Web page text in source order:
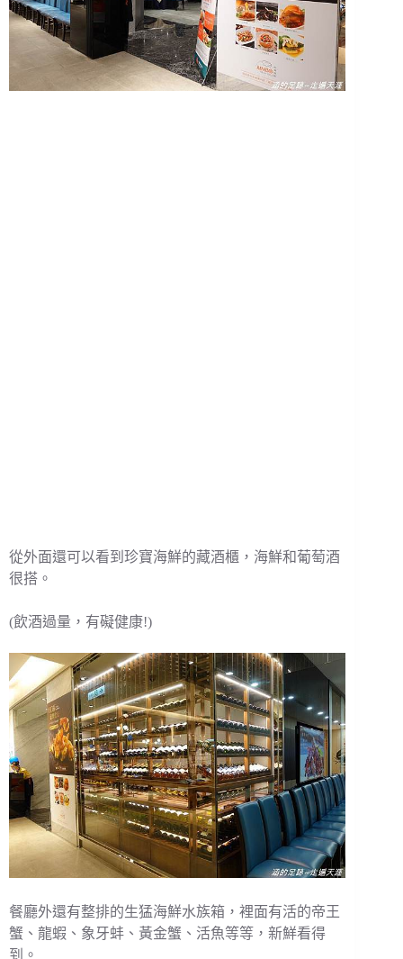
從外面還可以看到珍寶海鮮的藏酒櫃，海鮮和葡萄酒
很搭。
(飲酒過量，有礙健康!)
餐廳外還有整排的生猛海鮮水族箱，裡面有活的帝王
蟹、龍蝦、象牙蚌、黃金蟹、活魚等等，新鮮看得
到。